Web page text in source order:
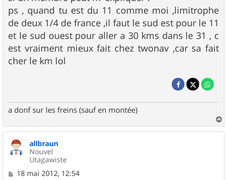
ps , quand tu est du 11 comme moi ,limitrophe
de deux 1/4 de france ,il faut le sud est pour le 11
et le sud ouest pour aller a 30 kms dans le 31 , c
est vraiment mieux fait chez twonav ,car sa fait
cher le km lol
a donf sur les freins (sauf en montée)
a
u
allbraun
Nouvel
Utagawiste
M18 mai 2012, 12:54